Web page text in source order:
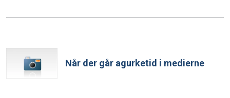
Når der går agurketid i medierne